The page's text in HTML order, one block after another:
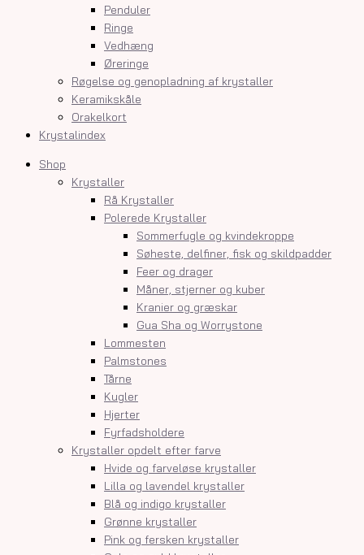
Penduler
Ringe
Vedhæng
Øreringe
Røgelse og genopladning af krystaller
Keramikskåle
Orakelkort
Krystalindex
Shop
Krystaller
Rå Krystaller
Polerede Krystaller
Sommerfugle og kvindekroppe
Søheste, delfiner, fisk og skildpadder
Feer og drager
Måner, stjerner og kuber
Kranier og græskar
Gua Sha og Worrystone
Lommesten
Palmstones
Tårne
Kugler
Hjerter
Fyrfadsholdere
Krystaller opdelt efter farve
Hvide og farveløse krystaller
Lilla og lavendel krystaller
Blå og indigo krystaller
Grønne krystaller
Pink og fersken krystaller